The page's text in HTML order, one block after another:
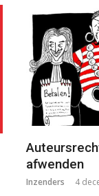
afwenden
Inzenders 4